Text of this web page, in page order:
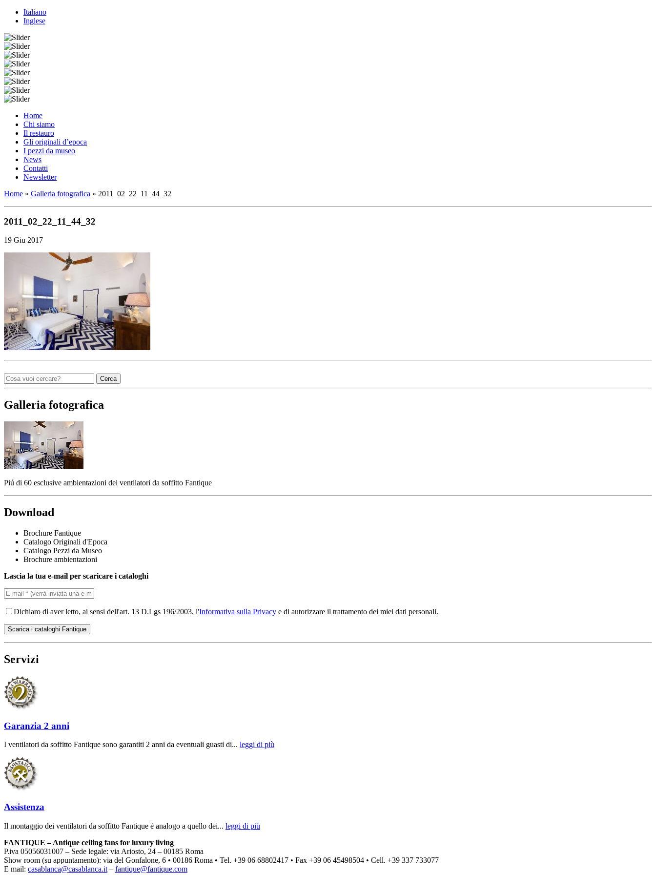
Italiano
Inglese
Home
Chi siamo
Il restauro
Gli originali d’epoca
I pezzi da museo
News
Contatti
Newsletter
Home » Galleria fotografica » 2011_02_22_11_44_32
2011_02_22_11_44_32
19 Giu 2017
Cerca
Galleria fotografica
Piú di 60 esclusive ambientazioni dei ventilatori da soffitto Fantique
Download
Brochure Fantique
Catalogo Originali d'Epoca
Catalogo Pezzi da Museo
Brochure ambientazioni
Lascia la tua e-mail per scaricare i cataloghi
Dichiaro di aver letto, ai sensi dell'art. 13 D.Lgs 196/2003, l'Informativa sulla Privacy e di autorizzare il trattamento dei miei dati personali.
Servizi
Garanzia 2 anni
I ventilatori da soffitto Fantique sono garantiti 2 anni da eventuali guasti di... leggi di più
Assistenza
Il montaggio dei ventilatori da soffitto Fantique è analogo a quello dei... leggi di più
FANTIQUE – Antique ceiling fans for luxury living
P.iva 05056031007 – Sede legale: via Ariosto, 24 – 00185 Roma
Show room (su appuntamento): via del Gonfalone, 6 • 00186 Roma • Tel. +39 06 68802417 • Fax +39 06 45498504 • Cell. +39 337 733077
E mail: casablanca@casablanca.it – fantique@fantique.com